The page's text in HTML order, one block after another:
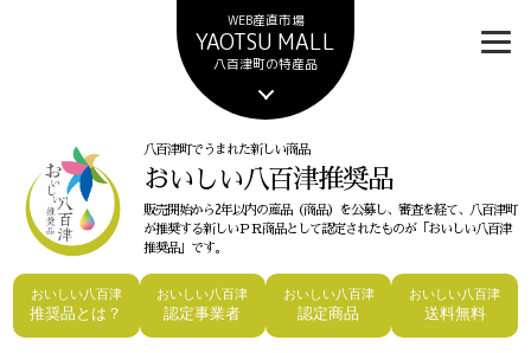
WEB産直市場
YAOTSU MALL
八百津町の特産品
八百津町でうまれた新しい商品
おいしい八百津推奨品
販売開始から2年以内の産品（商品）を公募し、審査を経て、八百津町
が推奨する新しいＰＲ商品として認定されたものが「おいしい八百津
推奨品」です。
おいしい八百津
推奨品とは？
おいしい八百津
認定事業者
おいしい八百津
認定商品
おいしい八百津
送料無料